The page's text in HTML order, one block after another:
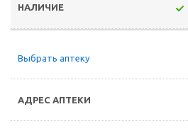
Выбрать аптеку